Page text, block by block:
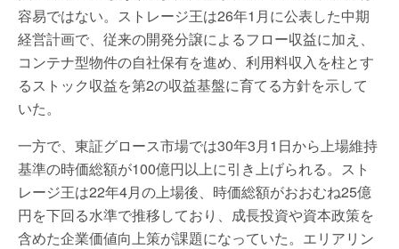
容易ではない。ストレージ王は26年1月に公表した中期
経営計画で、従来の開発分譲によるフロー収益に加え、
コンテナ型物件の自社保有を進め、利用料収入を柱とす
るストック収益を第2の収益基盤に育てる方針を示して
いた。
一方で、東証グロース市場では30年3月1日から上場維持
基準の時価総額が100億円以上に引き上げられる。スト
レージ王は22年4月の上場後、時価総額がおおむね25億
円を下回る水準で推移しており、成長投資や資本政策を
含めた企業価値向上策が課題になっていた。エリアリン